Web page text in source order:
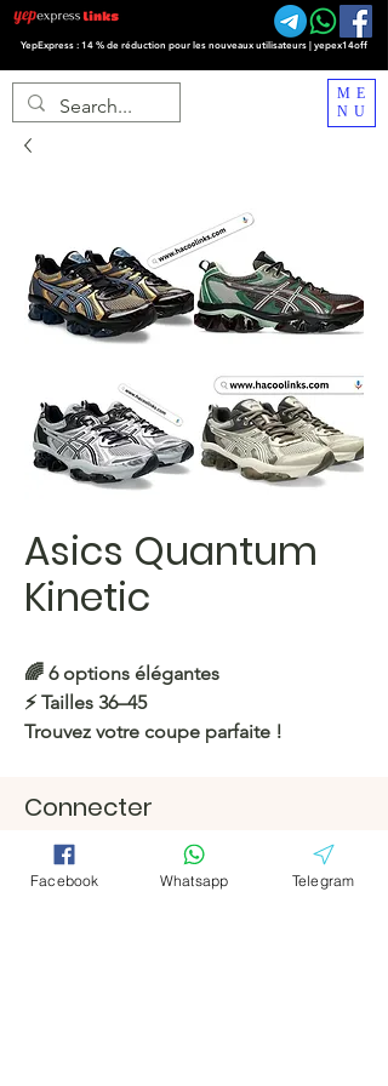
YepExpress : 14 % de réduction pour les nouveaux utilisateurs | yepex14off
ME
NU
Asics Quantum
Kinetic
🌈 6 options élégantes
⚡️ Tailles 36–45
Trouvez votre coupe parfaite !
Magasin Hacoo
https://c.hacoo.pl/2eg7RJ
Connecter
Facebook
Télégramm
Facebook
Télégramm
Facebook Whatsapp Telegram